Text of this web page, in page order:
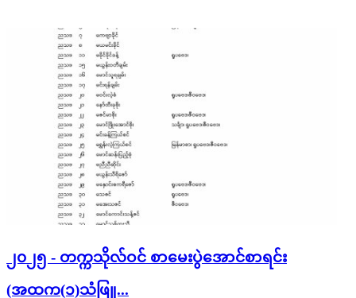
၂၀၂၅ - တက္ကသိုလ်ဝင် စာမေးပွဲအောင်စာရင်း
(အထက(၁)သံဖြူ...